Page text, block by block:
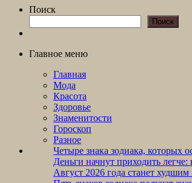
Поиск
Поиск
Главное меню
Главная
Мода
Красота
Здоровье
Знаменитости
Гороскоп
Разное
Четыре знака зодиака, которых
Деньги начнут приходить легче:
Август 2026 года станет